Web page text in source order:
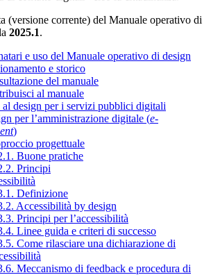
(versione corrente) del Manuale operativo di
2025.1.
e uso del Manuale operativo di design
e storico
del manuale
al manuale
design per i servizi pubblici digitali
per l’amministrazione digitale (e-
)
progettuale
Buone pratiche
Principi
Definizione
Accessibilità by design
Principi per l’accessibilità
Linee guida e criteri di successo
Come rilasciare una dichiarazione di
Meccanismo di feedback e procedura di